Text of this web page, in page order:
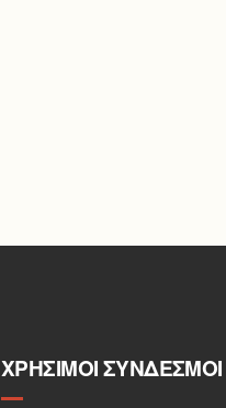
ΧΡΉΣΙΜΟΙ ΣΎΝΔΕΣΜΟΙ